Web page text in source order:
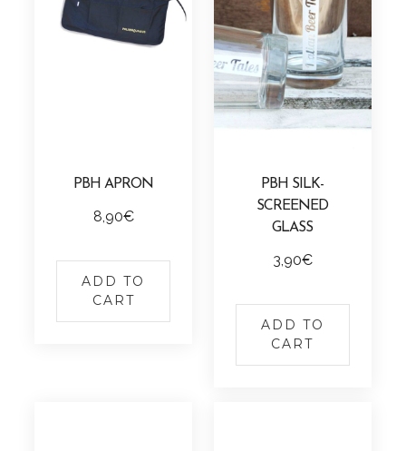
PBH APRON
8,90€
ADD TO
CART
PBH SILK-
SCREENED
GLASS
3,90€
ADD TO
CART